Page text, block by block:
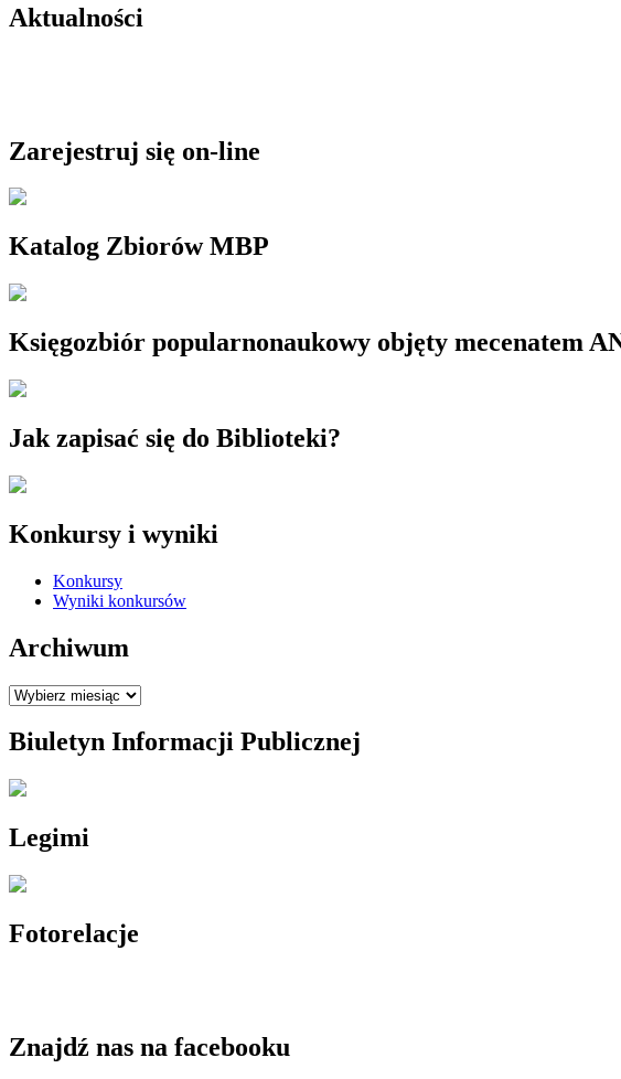
Aktualności
Zarejestruj się on-line
Katalog Zbiorów MBP
Księgozbiór popularnonaukowy objęty mecenatem
Jak zapisać się do Biblioteki?
Konkursy i wyniki
Konkursy
Wyniki konkursów
Archiwum
Archiwum
Biuletyn Informacji Publicznej
Legimi
Fotorelacje
Znajdź nas na facebooku